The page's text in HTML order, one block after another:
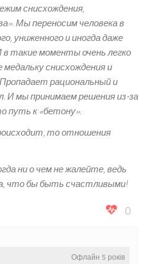
снисхождения,
Мы переносим человека в
униженного и иногда даже
такие моменты очень легко
медальку снисхождения и
рациональный и
И мы принимаем решения из-за
путь к «бетону».
то отношения
ни о чем не жалейте, ведь
что бы быть счастливыми!
0
Офлайн 5 років